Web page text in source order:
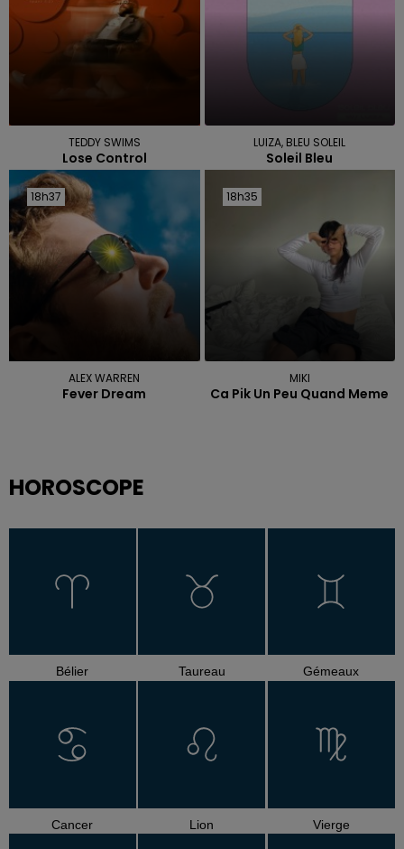
TEDDY SWIMS
Lose Control
LUIZA, BLEU SOLEIL
Soleil Bleu
18h37
18h37
ALEX WARREN
Fever Dream
18h35
18h35
MIKI
Ca Pik Un Peu Quand Meme
HOROSCOPE
Bélier Taureau Gémeaux
Cancer Lion Vierge